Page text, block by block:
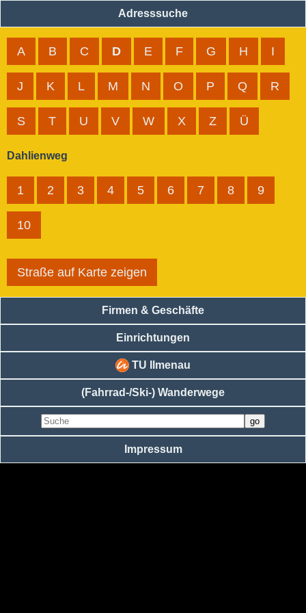
Adresssuche
A B C D E F G H I
J K L M N O P Q R
S T U V W X Z Ü
Dahlienweg
1 2 3 4 5 6 7 8 9
10
Straße auf Karte zeigen
Firmen & Geschäfte
Einrichtungen
TU Ilmenau
(Fahrrad-/Ski-) Wanderwege
Impressum